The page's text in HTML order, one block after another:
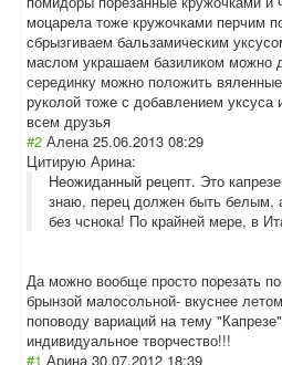
моцарела тоже кружочками перчим
сбрызгиваем бальзамическим
маслом украшаем базиликом можно
серединку можно положить
руколой тоже с добавлением уксуса
всем друзья
#2 Алена 25.06.2013 08:29
Цитирую Арина:
Неожиданный рецепт. Это
знаю, перец должен быть белым,
без чснока! По крайней мере, в
Да можно вообще просто порезать
брынзой малосольной- вкуснее
поповоду вариаций на тему
индивидуальное творчество!!!
#1 Арина 30.07.2012 18:39